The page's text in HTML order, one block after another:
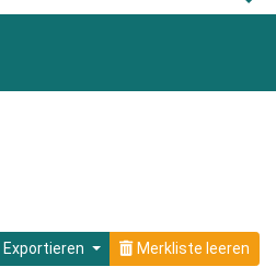
Exportieren Merkliste leeren